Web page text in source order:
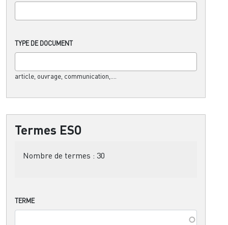
TYPE DE DOCUMENT
article, ouvrage, communication,....
Termes ESO
Nombre de termes : 30
TERME